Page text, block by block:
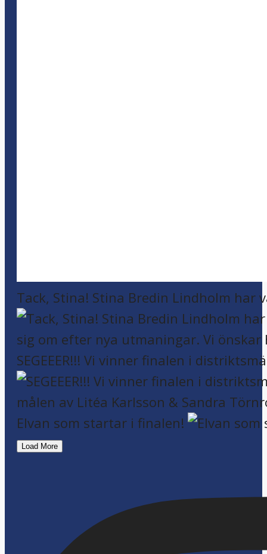
Tack, Stina! Stina Bredin Lindholm har
SEGEEER!!! Vi vinner finalen i
Elvan som startar i finalen!
Load More